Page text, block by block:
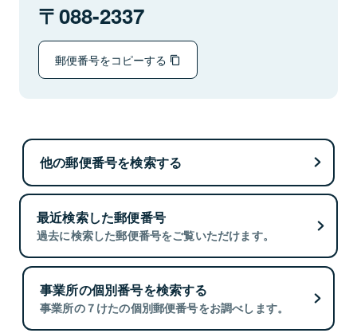
088-2337
郵便番号をコピーする
他の郵便番号を検索する
最近検索した郵便番号
過去に検索した郵便番号をご覧いただけます。
事業所の個別番号を検索する
事業所の７けたの個別郵便番号をお調べします。